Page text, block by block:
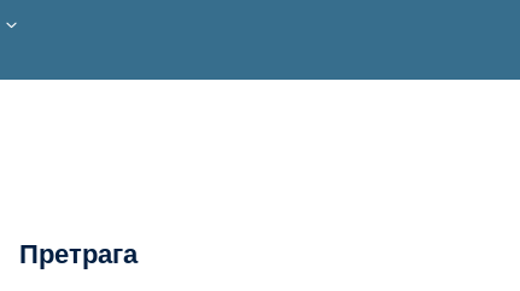
Претрага